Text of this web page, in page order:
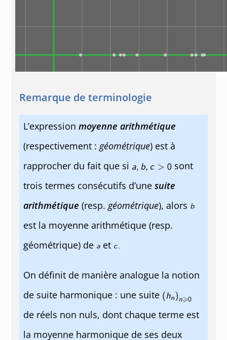
Remarque de terminologie
L’expression moyenne arithmétique
(respectivement : géométrique) est à
rapprocher du fait que si
sont
trois termes consécutifs d’une suite
arithmétique (resp. géométrique), alors
est la moyenne arithmétique (resp.
géométrique) de et
On définit de manière analogue la notion
de suite harmonique : une suite
de réels non nuls, dont chaque terme est
la moyenne harmonique de ses deux